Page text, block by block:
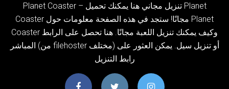
Planet Coaster – تنزيل مجاني هنا يمكنك تحميل Planet
Coaster مجانًا! ستجد في هذه الصفحة معلومات حول Planet
Coaster وكيف يمكنك تنزيل اللعبة مجانًا. هنا تحصل على الرابط
المباشر (من filehoster مختلف) أو تنزيل سيل. يمكن العثور على
رابط التنزيل